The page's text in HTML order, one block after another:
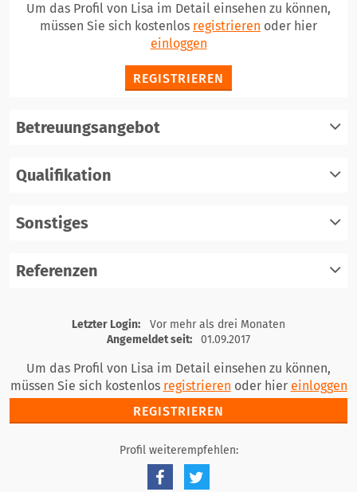
Um das Profil von Lisa im Detail einsehen zu können,
müssen Sie sich kostenlos registrieren oder hier
einloggen
REGISTRIEREN
Betreuungsangebot
Qualifikation
Sonstiges
Referenzen
registrieren
einloggen
Letzter Login:
Vor mehr als drei Monaten
Angemeldet seit:
01.09.2017
Um das Profil von Lisa im Detail einsehen zu können,
müssen Sie sich kostenlos registrieren oder hier einloggen
REGISTRIEREN
Profil weiterempfehlen: